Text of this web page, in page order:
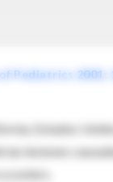
Pediatrics 2001;
Estados
las lesiones